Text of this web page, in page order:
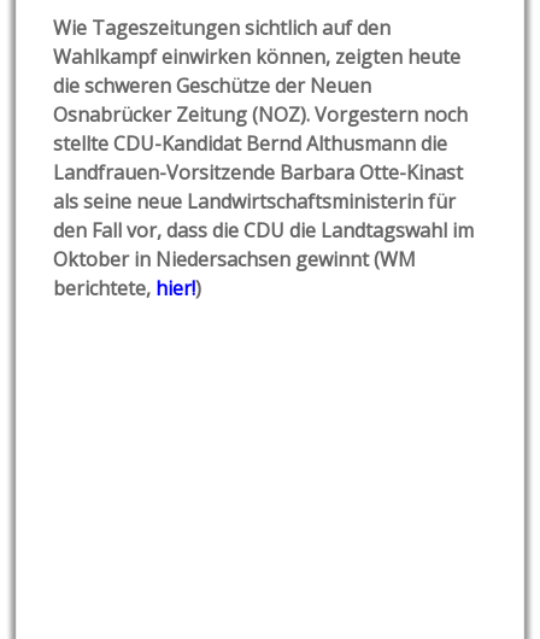
Wie Tageszeitungen sichtlich auf den
Wahlkampf einwirken können, zeigten heute
die schweren Geschütze der Neuen
Osnabrücker Zeitung (NOZ). Vorgestern noch
stellte CDU-Kandidat Bernd Althusmann die
Landfrauen-Vorsitzende Barbara Otte-Kinast
als seine neue Landwirtschaftsministerin für
den Fall vor, dass die CDU die Landtagswahl im
Oktober in Niedersachsen gewinnt (WM
berichtete, hier!)